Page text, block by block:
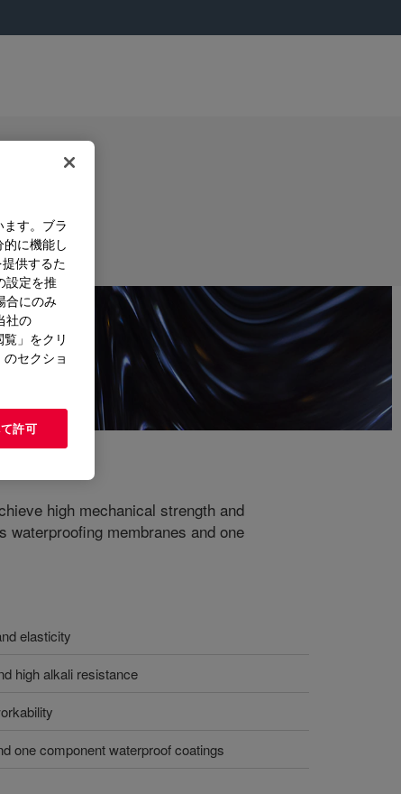
high mechanical strength and
membranes and one
elasticity
high alkali resistance
one component waterproof coatings
す。ブラ
に機能し
供するた
設定を推
合にのみ
社の
」をクリ
セクショ
許可